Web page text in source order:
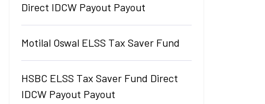
Direct IDCW Payout Payout
Motilal Oswal ELSS Tax Saver Fund
HSBC ELSS Tax Saver Fund Direct
IDCW Payout Payout